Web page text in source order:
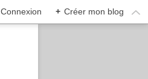
Connexion + Créer mon blog